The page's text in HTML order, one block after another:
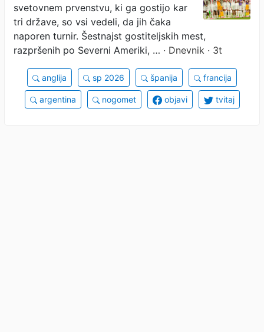
svetovnem prvenstvu, ki ga gostijo kar
tri države, so vsi vedeli, da jih čaka
naporen turnir. Šestnajst gostiteljskih mest,
razpršenih po Severni Ameriki, … · Dnevnik · 3t
anglija sp 2026 španija francija
argentina nogomet objavi tvitaj